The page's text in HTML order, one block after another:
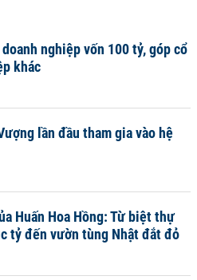
nghiệp vốn 100 tỷ, góp cổ
khác
lần đầu tham gia vào hệ
Huấn Hoa Hồng: Từ biệt thự
tỷ đến vườn tùng Nhật đắt đỏ